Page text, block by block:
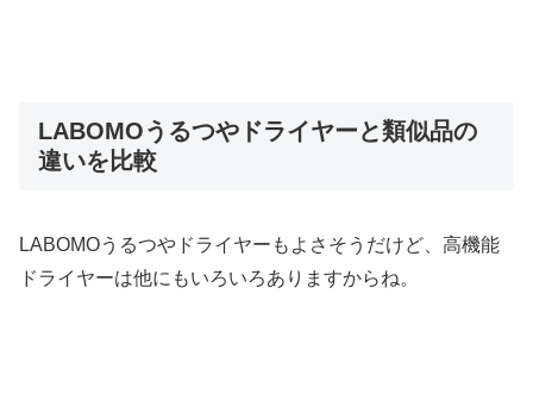
LABOMOうるつやドライヤーと類似品の
違いを比較
LABOMOうるつやドライヤーもよさそうだけど、高機能
ドライヤーは他にもいろいろありますからね。